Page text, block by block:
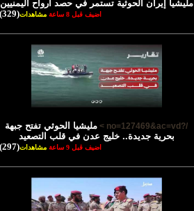
مليشيا إيران الحوثية تستمر في حصد أرواح اليمنيين
اضيف قبل 8 ساعة مشاهدات(329)
/?no=127469&ac=vd >
مليشيا الحوثي تفتح جبهة
بحرية جديدة.. خليج عدن في قلب التصعيد
اضيف قبل 9 ساعة مشاهدات(297)